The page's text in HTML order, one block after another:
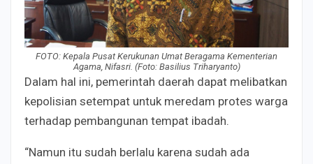
FOTO: Kepala Pusat Kerukunan Umat Beragama Kementerian
Agama, Nifasri. (Foto: Basilius Triharyanto)
Dalam hal ini, pemerintah daerah dapat melibatkan
kepolisian setempat untuk meredam protes warga
terhadap pembangunan tempat ibadah.
“Namun itu sudah berlalu karena sudah ada